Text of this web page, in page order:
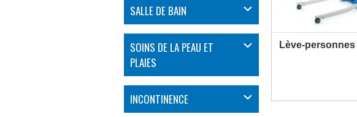
SALLE DE BAIN
SOINS DE LA PEAU ET
PLAIES
INCONTINENCE
Lève-
PLUS